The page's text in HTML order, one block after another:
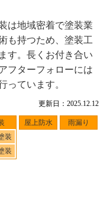
更新日：2025.12.12
装
装
屋上防水 雨漏り
は地域密着で塗装業
も持つため、塗装工
す。長くお付き合い
フターフォローには
っています。